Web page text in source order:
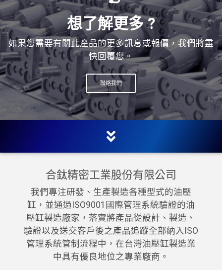
想了解更多 ?
如果您需要有關此產品的更多訊息或報價，我們將盡
快回覆您。
聯絡我們
合鈦精密工業股份有限公司
我們專注研發、生產製造各種型式的油壓
缸，並通過ISO9001國際管理系統驗證的油
壓缸製造廠家，落實將產品從設計、製造、
驗證以及送交客戶後之產品追蹤全部納入ISO
管理系統管制流程中，在台灣油壓缸製造業
中具有優良地位之專業廠商。